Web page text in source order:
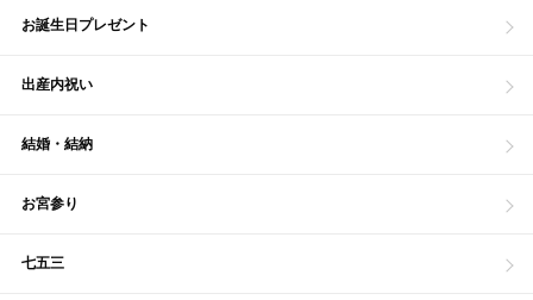
お誕生日プレゼント
出産内祝い
結婚・結納
お宮参り
七五三